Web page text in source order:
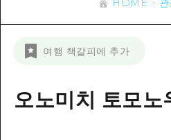
나이트 라이프
기준
미야지마(宮
빠른 여행
게이호쿠(芸
야마구치(山口
시마네(島根)
접근
히로시마
뉴스
HOME 관
여행 책갈피에 추가
오노미치 토모노